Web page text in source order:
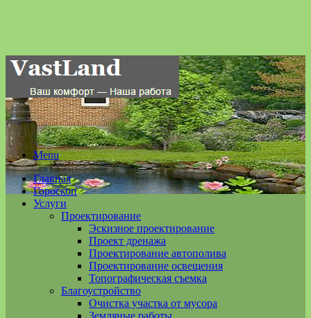
Menu
Главная
Гороскоп
Услуги
Проектирование
Эскизное проектирование
Проект дренажа
Проектирование автополива
Проектирование освещения
Топографическая съемка
Благоустройство
Очистка участка от мусора
Земляные работы